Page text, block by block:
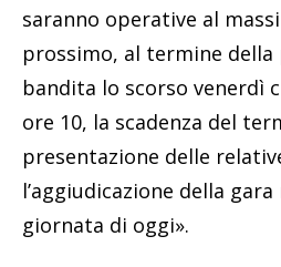
saranno operative al
prossimo, al termine
bandita lo scorso venerdì
ore 10, la scadenza del
presentazione delle
l’aggiudicazione della
giornata di oggi».